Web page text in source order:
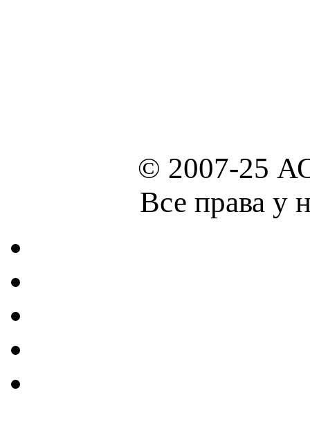
© 2007-25
Все права у